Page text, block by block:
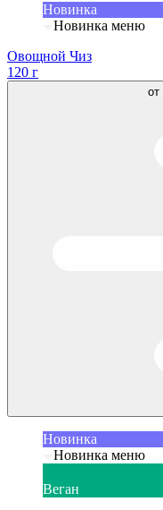
Новинка
Новинка меню
Овощной Чиз
120 г
от
Новинка
Новинка меню
Веган